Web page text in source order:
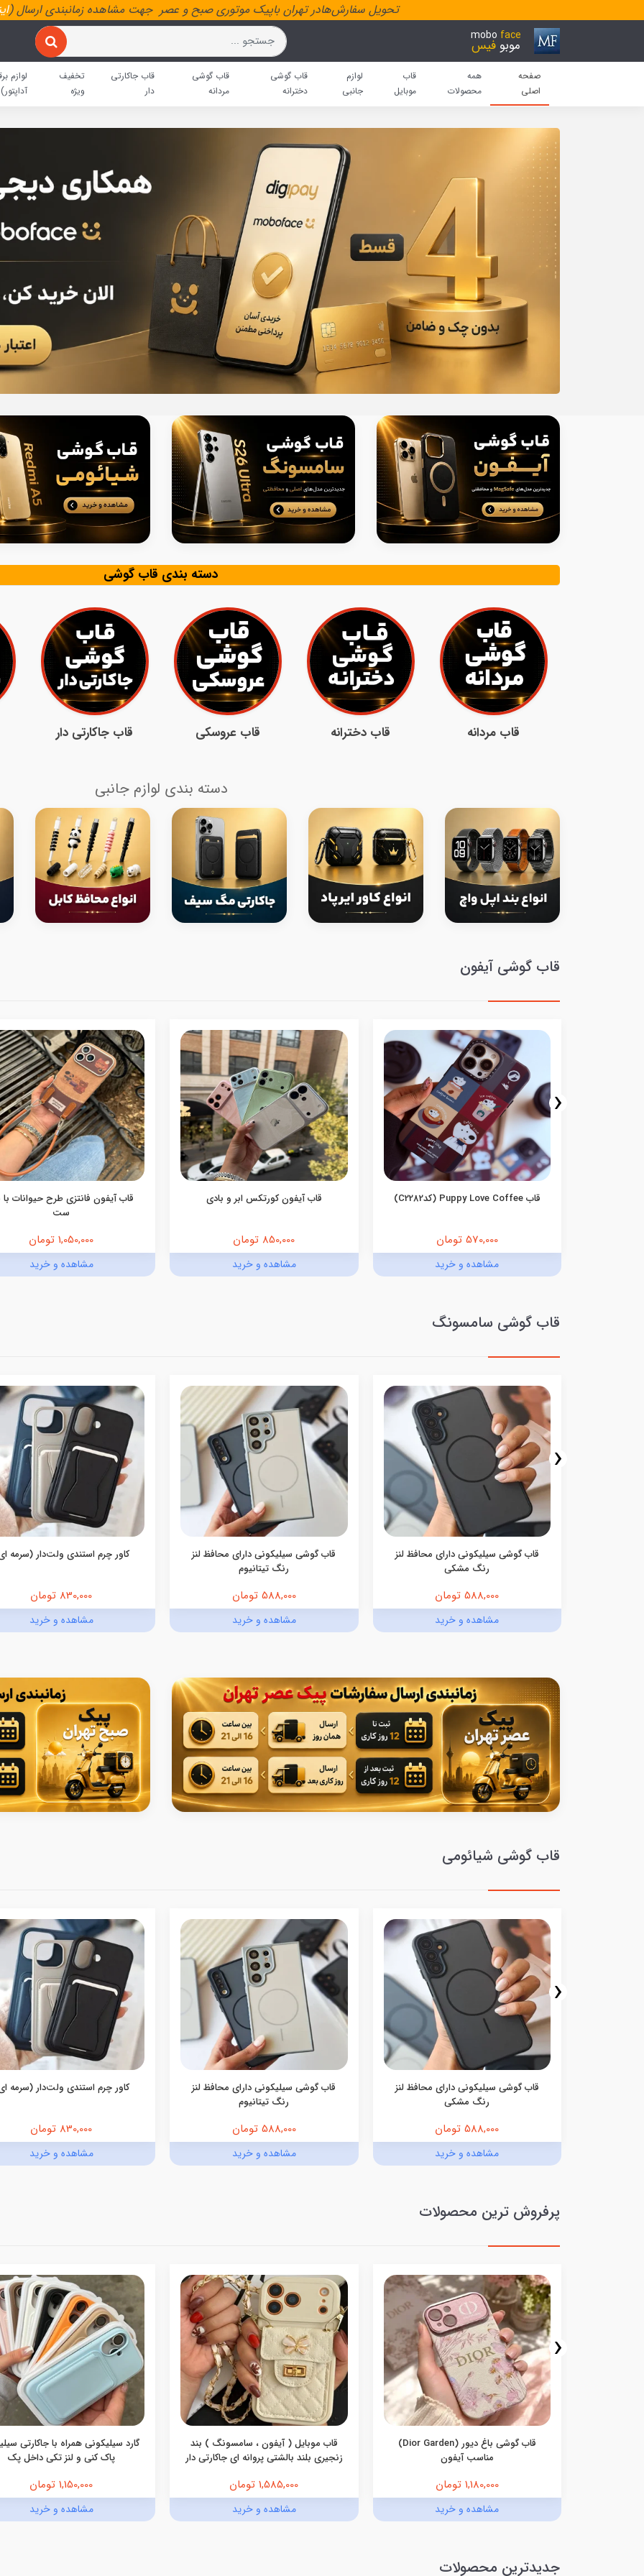
تحویل سفارش‌هادر تهران باپیک موتوری صبح و عصر جهت مشاهده زمانبندی ارسال (
mobo face
موبو فیس
صفحه
اصلی
همه
محصولات
قاب
موبایل
لوازم
جانبی
قاب گوشی
دخترانه
قاب گوشی
مردانه
قاب جاکارتی
دار
تخفیف
ویژه
لوازم
آداپتور)
دسته بندی قاب گوشی
قاب مردانه قاب دخترانه قاب عروسکی قاب جاکارتی دار
دسته بندی لوازم جانبی
قاب گوشی آیفون
قاب Puppy Love Coffee (کدC2282)
570,000 تومان
مشاهده و خرید
قاب آیفون کورتکس ابر و بادی
850,000 تومان
مشاهده و خرید
قاب آیفون فانتزی طرح حیوانات با
ست
1,050,000 تومان
مشاهده و خرید
‹
قاب گوشی سامسونگ
قاب گوشی سیلیکونی دارای محافظ لنز
رنگ مشکی
588,000 تومان
مشاهده و خرید
قاب گوشی سیلیکونی دارای محافظ لنز
رنگ تیتانیوم
588,000 تومان
مشاهده و خرید
کاور چرم استندی ولت‌دار (سرمه
830,000 تومان
مشاهده و خرید
‹
قاب گوشی شیائومی
قاب گوشی سیلیکونی دارای محافظ لنز
رنگ مشکی
588,000 تومان
مشاهده و خرید
قاب گوشی سیلیکونی دارای محافظ لنز
رنگ تیتانیوم
588,000 تومان
مشاهده و خرید
کاور چرم استندی ولت‌دار (سرمه
830,000 تومان
مشاهده و خرید
‹
پرفروش ترین محصولات
قاب گوشی باغ دیور (Dior Garden)
مناسب آیفون
1,180,000 تومان
مشاهده و خرید
قاب موبایل ( آیفون ، سامسونگ ) بند
زنجیری بلند بالشتی پروانه ای جاکارتی دار
1,585,000 تومان
مشاهده و خرید
گارد سیلیکونی همراه با جاکارتی
پاک کنی و لنز تکی داخل پک
1,150,000 تومان
مشاهده و خرید
‹
جدیدترین محصولات